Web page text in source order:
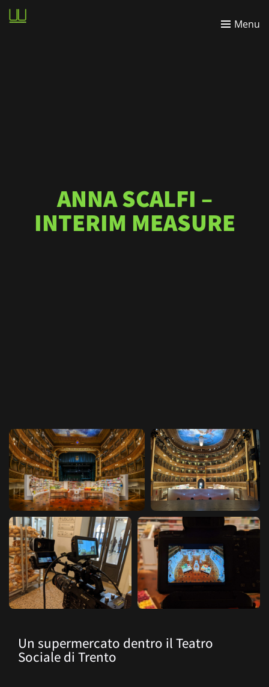
Wasabi
Menu
ANNA SCALFI –
INTERIM MEASURE
Un supermercato dentro il Teatro
Sociale di Trento